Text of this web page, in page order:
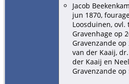
Jacob
jun 1870,
Loosduinen, ovl.
Gravenhage op
Gravenzande
van der Kaaij,
der Kaaij en
Gravenzande op